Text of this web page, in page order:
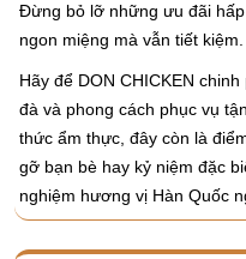
Đừng bỏ lỡ những ưu đãi
ngon miệng mà vẫn tiết kiệm.
Hãy để DON CHICKEN
đà và phong cách phục vụ
thức ẩm thực, đây còn là
gỡ bạn bè hay kỷ niệm đặc
nghiệm hương vị Hàn Quốc